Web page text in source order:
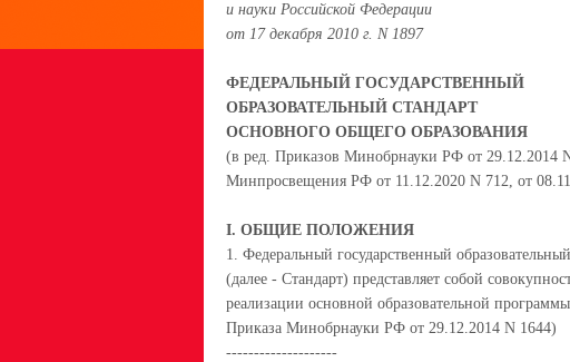
и науки Российской Федерации
от 17 декабря 2010 г. N 1897
ФЕДЕРАЛЬНЫЙ ГОСУДАРСТВЕННЫЙ
ОБРАЗОВАТЕЛЬНЫЙ СТАНДАРТ
ОСНОВНОГО ОБЩЕГО ОБРАЗОВАНИЯ
(в ред. Приказов Минобрнауки РФ от 29.12.2014
Минпросвещения РФ от 11.12.2020 N 712, от
I. ОБЩИЕ ПОЛОЖЕНИЯ
1. Федеральный государственный
(далее - Стандарт) представляет собой
реализации основной образовательной
Приказа Минобрнауки РФ от 29.12.2014 N 1644)
--------------------